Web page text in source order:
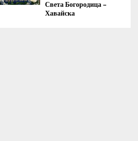
Света Богородица –
Хавайска